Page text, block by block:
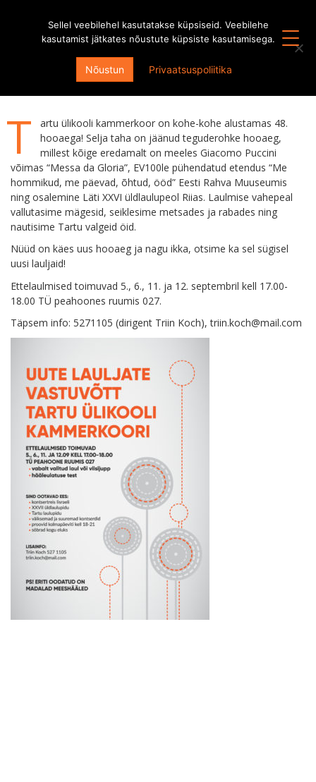
Ootame oma ridadesse uusi lauljaid!
T
artu ülikooli kammerkoor on kohe-kohe alustamas 48.
hooaega! Selja taha on jäänud teguderohke hooaeg,
millest kõige eredamalt on meeles Giacomo Puccini
võimas “Messa da Gloria”, EV100le pühendatud etendus “Me
hommikud, me päevad, õhtud, ööd” Eesti Rahva Muuseumis
ning osalemine Läti XXVI üldlaulupeol Riias. Laulmise vahepeal
vallutasime mägesid, seiklesime metsades ja rabades ning
nautisime Tartu valgeid öid.
Nüüd on käes uus hooaeg ja nagu ikka, otsime ka sel sügisel
uusi lauljaid!
Ettelaulmised toimuvad 5., 6., 11. ja 12. septembril kell 17.00-
18.00 TÜ peahoones ruumis 027.
Täpsem info: 5271105 (dirigent Triin Koch), triin.koch@mail.com
Sellel veebilehel kasutatakse küpsiseid. Veebilehe
kasutamist jätkates nõustute küpsiste kasutamisega.
Nõustun Privaatsuspoliitika